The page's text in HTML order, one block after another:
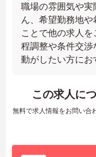
職場の雰囲気や実
ん、希望勤務地や
ことで他の求人
程調整や条件交
動がしたい方にお
この求人に
無料で求人情報をお問い合